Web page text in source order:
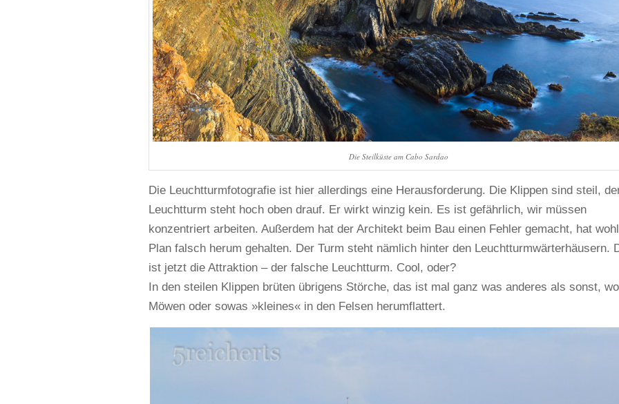
Die Steilküste am Cabo Sardao
Die Leuchtturmfotografie ist hier allerdings eine Herausforderung. Die Klippen sind steil,
Leuchtturm steht hoch oben drauf. Er wirkt winzig kein. Es ist gefährlich, wir müssen
konzentriert arbeiten. Außerdem hat der Architekt beim Bau einen Fehler gemacht, hat
Plan falsch herum gehalten. Der Turm steht nämlich hinter den Leuchtturmwärterhäusern.
ist jetzt die Attraktion – der falsche Leuchtturm. Cool, oder?
In den steilen Klippen brüten übrigens Störche, das ist mal ganz was anderes als sonst, wo
Möwen oder sowas »kleines« in den Felsen herumflattert.